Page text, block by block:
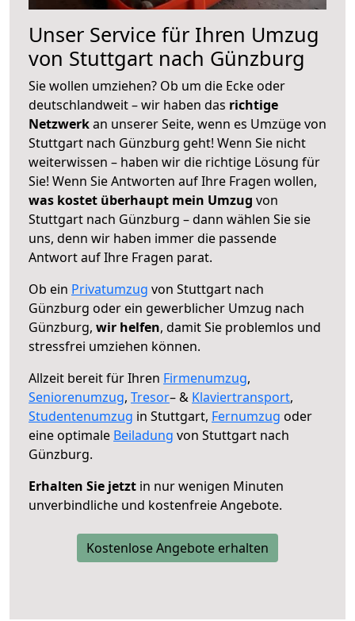
Unser Service für Ihren Umzug
von Stuttgart nach Günzburg
Sie wollen umziehen? Ob um die Ecke oder
deutschlandweit – wir haben das richtige
Netzwerkan unserer Seite, wenn es Umzüge von
Stuttgart nach Günzburg geht! Wenn Sie nicht
weiterwissen – haben wir die richtige Lösung für
Sie! Wenn Sie Antworten auf Ihre Fragen wollen,
was kostet überhaupt mein Umzug von
Stuttgart nach Günzburg – dann wählen Sie sie
uns, denn wir haben immer die passende
Antwort auf Ihre Fragen parat.
Ob ein Privatumzug von Stuttgart nach
Günzburg oder ein gewerblicher Umzug nach
Günzburg, wir helfen, damit Sie problemlos und
stressfrei umziehen können.
Allzeit bereit für Ihren Firmenumzug,
Seniorenumzug, Tresor– & Klaviertransport,
Studentenumzug in Stuttgart, Fernumzug oder
eine optimale Beiladung von Stuttgart nach
Günzburg.
Erhalten Sie jetzt in nur wenigen Minuten
unverbindliche und kostenfreie Angebote.
Kostenlose Angebote erhalten